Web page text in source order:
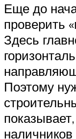
Еще до
проверить
Здесь
Поэтому